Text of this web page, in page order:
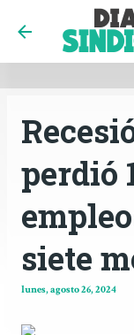
INICIO
Ir
perdió
siete
lunes, agosto 26, 2024